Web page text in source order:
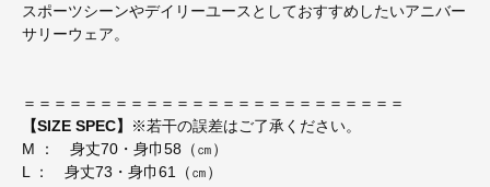
スポーツシーンやデイリーユースとしておすすめしたいアニバー
サリーウェア。
＝＝＝＝＝＝＝＝＝＝＝＝＝＝＝＝＝＝＝＝＝＝＝＝＝
【SIZE SPEC】
※若干の誤差はご了承ください。
M ： 身丈70・身巾58（㎝）
L ： 身丈73・身巾61（㎝）